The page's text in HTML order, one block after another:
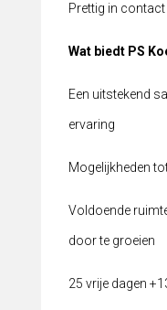
Prettig in contact
Wat biedt PS
Een uitstekend
ervaring
Mogelijkheden
Voldoende
door te groeien
25 vrije dagen